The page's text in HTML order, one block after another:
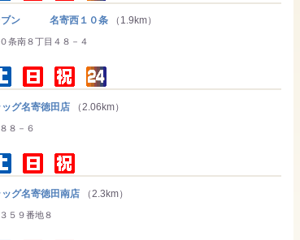
ブン 名寄西１０条 （1.9km）
条南８丁目４８－４
グ名寄徳田店 （2.06km）
８－６
グ名寄徳田南店 （2.3km）
５９番地８